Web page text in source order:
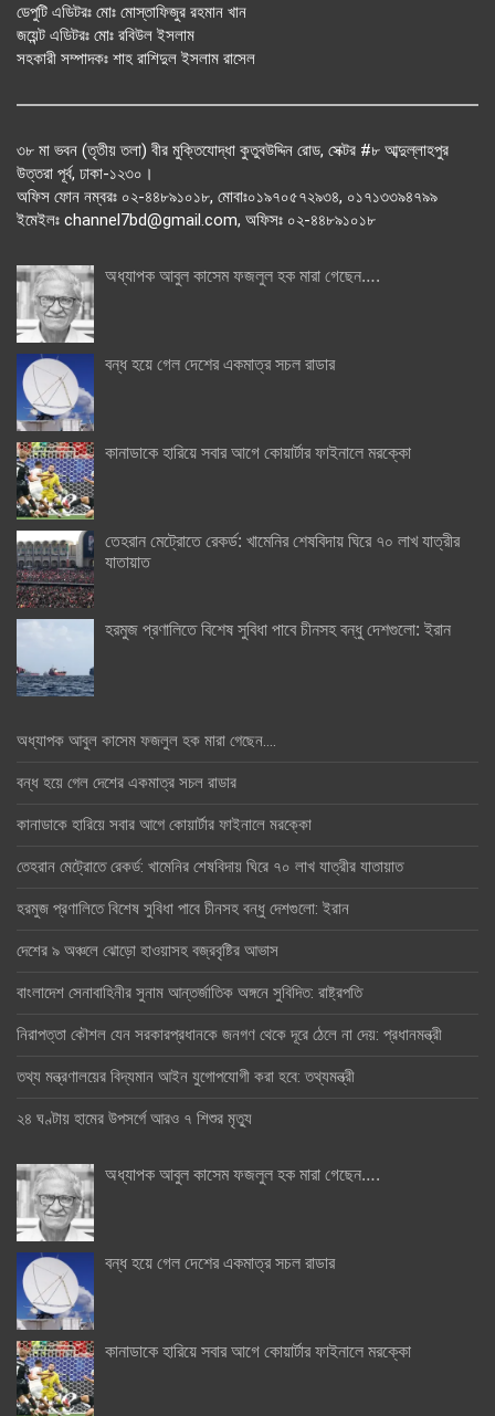
ডেপুটি এডিটরঃ মোঃ মোস্তাফিজুর রহমান খান
জয়েন্ট এডিটরঃ মোঃ রবিউল ইসলাম
সহকারী সম্পাদকঃ শাহ রাশিদুল ইসলাম রাসেল
৩৮ মা ভবন (তৃতীয় তলা) বীর মুক্তিযোদ্ধা কুতুবউদ্দিন রোড, সেক্টর #৮ আব্দুল্লাহপুর
উত্তরা পূর্ব, ঢাকা-১২৩০।
অফিস ফোন নম্বরঃ ০২-৪৪৮৯১০১৮, মোবাঃ০১৯৭০৫৭২৯৩৪, ০১৭১৩৩৯৪৭৯৯
ইমেইলঃ channel7bd@gmail.com, অফিসঃ ০২-৪৪৮৯১০১৮
অধ্যাপক আবুল কাসেম ফজলুল হক মারা গেছেন….
বন্ধ হয়ে গেল দেশের একমাত্র সচল রাডার
কানাডাকে হারিয়ে সবার আগে কোয়ার্টার ফাইনালে মরক্কো
তেহরান মেট্রোতে রেকর্ড: খামেনির শেষবিদায় ঘিরে ৭০ লাখ যাত্রীর
যাতায়াত
হরমুজ প্রণালিতে বিশেষ সুবিধা পাবে চীনসহ বন্ধু দেশগুলো: ইরান
অধ্যাপক আবুল কাসেম ফজলুল হক মারা গেছেন….
বন্ধ হয়ে গেল দেশের একমাত্র সচল রাডার
কানাডাকে হারিয়ে সবার আগে কোয়ার্টার ফাইনালে মরক্কো
তেহরান মেট্রোতে রেকর্ড: খামেনির শেষবিদায় ঘিরে ৭০ লাখ যাত্রীর যাতায়াত
হরমুজ প্রণালিতে বিশেষ সুবিধা পাবে চীনসহ বন্ধু দেশগুলো: ইরান
দেশের ৯ অঞ্চলে ঝোড়ো হাওয়াসহ বজ্রবৃষ্টির আভাস
বাংলাদেশ সেনাবাহিনীর সুনাম আন্তর্জাতিক অঙ্গনে সুবিদিত: রাষ্ট্রপতি
নিরাপত্তা কৌশল যেন সরকারপ্রধানকে জনগণ থেকে দূরে ঠেলে না দেয়: প্রধানমন্ত্রী
তথ্য মন্ত্রণালয়ের বিদ্যমান আইন যুগোপযোগী করা হবে: তথ্যমন্ত্রী
২৪ ঘণ্টায় হামের উপসর্গে আরও ৭ শিশুর মৃত্যু
অধ্যাপক আবুল কাসেম ফজলুল হক মারা গেছেন….
বন্ধ হয়ে গেল দেশের একমাত্র সচল রাডার
কানাডাকে হারিয়ে সবার আগে কোয়ার্টার ফাইনালে মরক্কো